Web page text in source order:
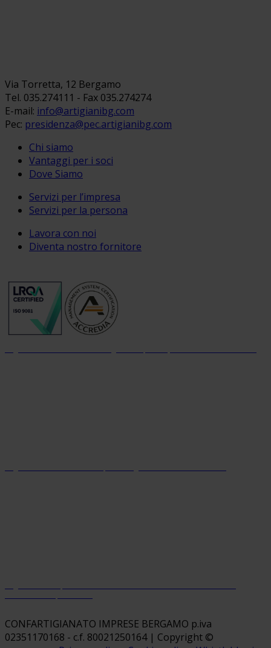
Via Torretta, 12 Bergamo
Tel. 035.274111 - Fax 035.274274
E-mail: info@artigianibg.com
Pec: presidenza@pec.artigianibg.com
Chi siamo
Vantaggi per i soci
Dove Siamo
Servizi per l’impresa
Servizi per la persona
Lavora con noi
Diventa nostro fornitore
CONFARTIGIANATO IMPRESE BERGAMO p.iva
02351170168 - c.f. 80021250164 | Copyright ©